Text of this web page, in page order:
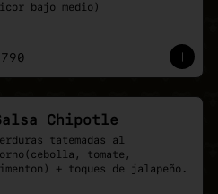
bajo medio)
Chipotle
tatemadas al
tomate,
+ toques de jalapeño.